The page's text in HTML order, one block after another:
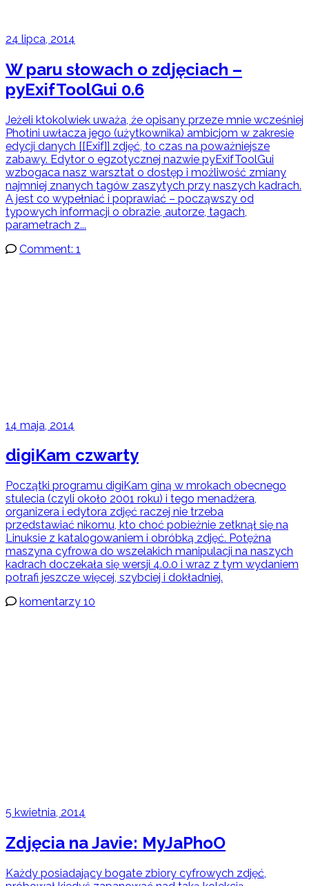
24 lipca, 2014
W paru słowach o zdjęciach –
pyExifToolGui 0.6
Jeżeli ktokolwiek uważa, że opisany przeze mnie wcześniej
Photini uwłacza jego (użytkownika) ambicjom w zakresie
edycji danych [[Exif]] zdjęć, to czas na poważniejsze
zabawy. Edytor o egzotycznej nazwie pyExifToolGui
wzbogaca nasz warsztat o dostęp i możliwość zmiany
najmniej znanych tagów zaszytych przy naszych kadrach.
A jest co wypełniać i poprawiać – począwszy od
typowych informacji o obrazie, autorze, tagach,
parametrach z...
Comment: 1
14 maja, 2014
digiKam czwarty
Początki programu digiKam giną w mrokach obecnego
stulecia (czyli około 2001 roku) i tego menadżera,
organizera i edytora zdjęć raczej nie trzeba
przedstawiać nikomu, kto choć pobieżnie zetknął się na
Linuksie z katalogowaniem i obróbką zdjęć. Potężna
maszyna cyfrowa do wszelakich manipulacji na naszych
kadrach doczekała się wersji 4.0.0 i wraz z tym wydaniem
potrafi jeszcze więcej, szybciej i dokładniej.
komentarzy 10
5 kwietnia, 2014
Zdjęcia na Javie: MyJaPhoO
Każdy posiadający bogate zbiory cyfrowych zdjęć,